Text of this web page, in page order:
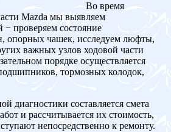
Во время
Mazda мы выявляем
− проверяем состояние
опорных чашек, исследуем люфты,
важных узлов ходовой части
порядке осуществляется
тормозных колодок,
диагностики составляется смета
и рассчитывается их стоимость,
непосредственно к ремонту.